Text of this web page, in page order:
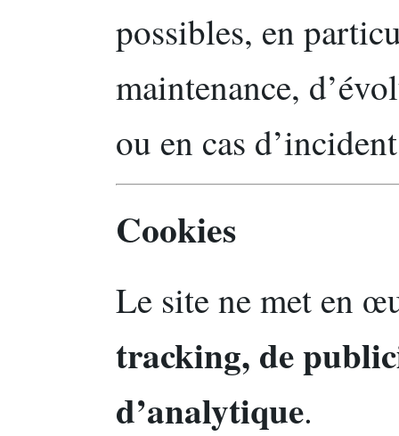
possibles, en
maintenance,
ou en cas
Cookies
Le site ne met en
tracking, de
d’analytique.